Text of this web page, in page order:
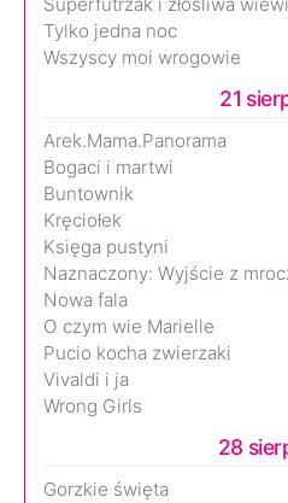
Tylko jedna noc
Wszyscy moi wrogowie
21
Arek.Mama.Panorama
Bogaci i martwi
Buntownik
Kręciołek
Księga pustyni
Naznaczony: Wyjście z
Nowa fala
O czym wie Marielle
Pucio kocha zwierzaki
Vivaldi i ja
Wrong Girls
28
Gorzkie święta